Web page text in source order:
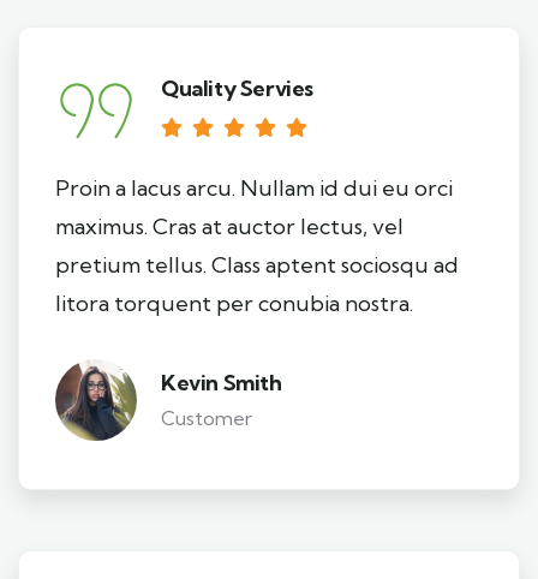
Quality Servies
Proin a lacus arcu. Nullam id dui eu orci
maximus. Cras at auctor lectus, vel
pretium tellus. Class aptent sociosqu ad
litora torquent per conubia nostra.
Kevin Smith
Customer